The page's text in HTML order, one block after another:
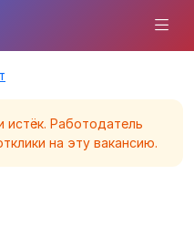
истёк. Работодатель
на эту вакансию.